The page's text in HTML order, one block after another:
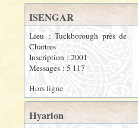
ISENGAR
Lieu : Tuckborough près de
Chartres
Inscription : 2001
Messages : 5 117
Hors ligne
Hyarion